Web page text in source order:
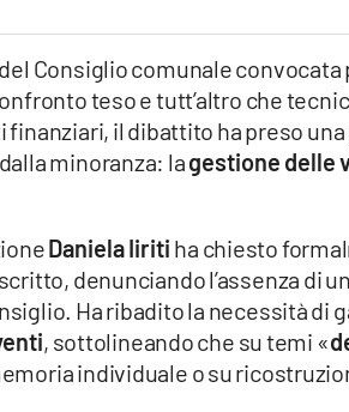
Consiglio comunale
teso e tutt’altro che
il dibattito ha preso
minoranza: lagestione delle
Daniela Iiriti ha chiesto
denunciando l’assenza di
Ha ribadito la necessità di
, sottolineando che su temi «
individuale o su